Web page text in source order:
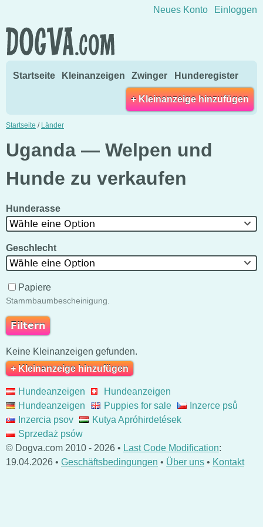
Direkt zum Inhalt wechseln
Neues Konto Einloggen
Startseite Kleinanzeigen Zwinger Hunderegister
+ Kleinanzeige hinzufügen
Startseite / Länder
Uganda — Welpen und
Hunde zu verkaufen
Hunderasse
Wähle eine Option
Geschlecht
Wähle eine Option
Papiere
Stammbaumbescheinigung.
Keine Kleinanzeigen gefunden.
+ Kleinanzeige hinzufügen
Hundeanzeigen
Hundeanzeigen
Hundeanzeigen
Puppies for sale
Inzerce psů
Inzercia psov
Kutya Apróhirdetések
Sprzedaż psów
© Dogva.com 2010 - 2026 • Last Code Modification:
19.04.2026 • Geschäftsbedingungen • Über uns • Kontakt